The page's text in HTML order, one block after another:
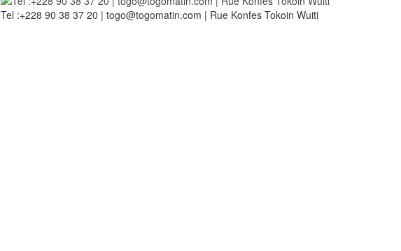
Tel :+228 90 38 37 20 | togo@togomatin.com | Rue Konfes Tokoin Wuiti